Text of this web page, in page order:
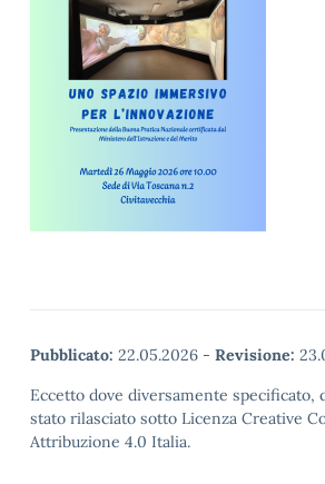
Pubblicato: 22.05.2026 - Revisione:
Eccetto dove diversamente specificato,
stato rilasciato sotto Licenza Creative
Attribuzione 4.0 Italia.